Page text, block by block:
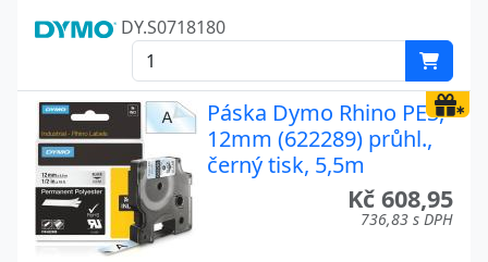
DY.S0718180
Páska Dymo Rhino PES,
12mm (622289) průhl.,
černý tisk, 5,5m
Kč 608,95
736,83 s DPH